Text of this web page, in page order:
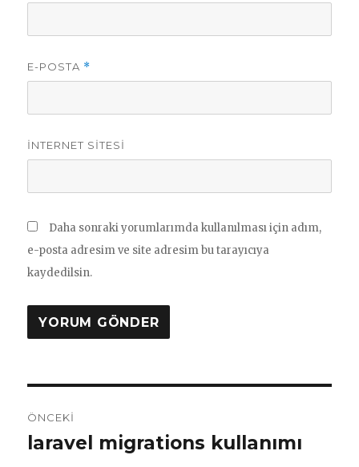
E-POSTA *
İNTERNET SITESI
Daha sonraki yorumlarımda kullanılması için adım,
e-posta adresim ve site adresim bu tarayıcıya
kaydedilsin.
gezinmesi
ÖNCEKI
Önceki
laravel migrations kullanımı